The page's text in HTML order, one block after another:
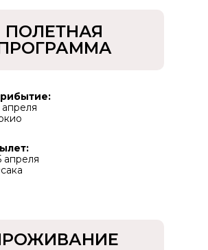
ПОЛЕТНАЯ
апреля